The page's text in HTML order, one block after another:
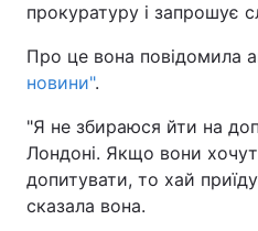
прокуратуру і запрошує
Про це вона повідомила
новини".
"Я не збираюся йти на
Лондоні. Якщо вони
допитувати, то хай
сказала вона.